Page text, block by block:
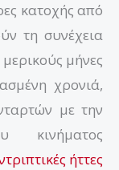
κατοχής από
τη συνέχεια
μήνες
χρονιά,
με την
κινήματος
ήττες